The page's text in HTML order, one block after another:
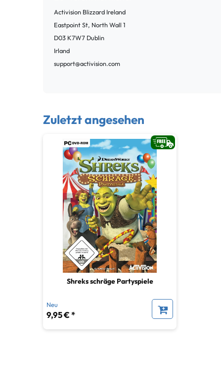
Activision Blizzard Ireland
Eastpoint St, North Wall 1
D03 K7W7 Dublin
Irland
support@activision.com
Zuletzt angesehen
Shreks schräge Partyspiele
Neu
9,95 € *